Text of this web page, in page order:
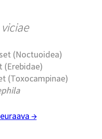
(Noctuoidea)
(Erebidae)
(Toxocampinae)
→